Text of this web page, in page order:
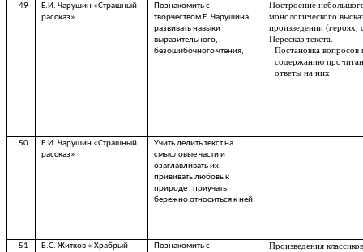
49
Е.И. Чарушин «Страшный
рассказ»
Познакомить с
творчеством Е. Чарушина,
развивать навыки
выразительного,
безошибочного чтения,
Построение
монологического
произведении (героях,
Пересказ текста.
Постановка вопросов
содержанию
ответы на них
50
Е.И. Чарушин «Страшный
рассказ»
Учить делить текст на
смысловые части и
озаглавливать их,
прививать любовь к
природе , приучать
бережно относиться к ней.
51
Б.С. Житков « Храбрый
Познакомить с
Произведения